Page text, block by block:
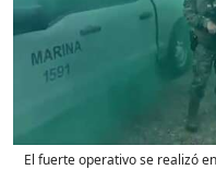
El fuerte operativo se realizó